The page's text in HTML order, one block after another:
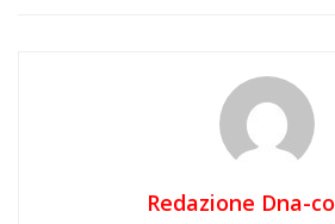
Redazione Dna-